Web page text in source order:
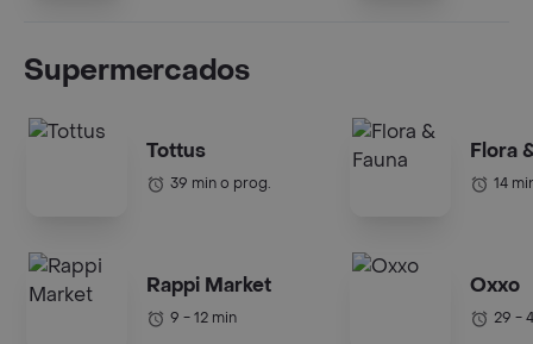
Supermercados
Tottus
39 min o prog.
Rappi Market
9 - 12 min
Flora
14
Oxxo
29 -